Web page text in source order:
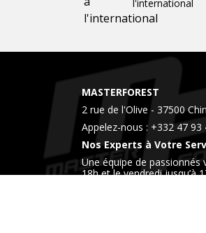
l'international
MASTERFOREST
2 rue de l'Olive - 37500
Appelez-nous : +332 47 93
Nos Experts à Votre
Une équipe de
18h et le vendredi jusqu’à